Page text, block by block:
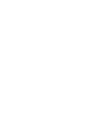
রহমানের,গ্যাস সঙ্কট